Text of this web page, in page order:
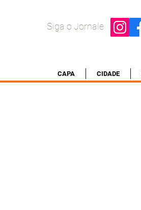
Siga o Jornale
CAPA CIDADE